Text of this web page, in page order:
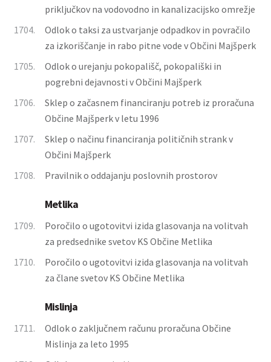
priključkov na vodovodno in kanalizacijsko omrežje
1704.
Odlok o taksi za ustvarjanje odpadkov in povračilo
za izkoriščanje in rabo pitne vode v Občini Majšperk
1705.
Odlok o urejanju pokopališč, pokopališki in
pogrebni dejavnosti v Občini Majšperk
1706.
Sklep o začasnem financiranju potreb iz proračuna
Občine Majšperk v letu 1996
1707.
Sklep o načinu financiranja političnih strank v
Občini Majšperk
1708.
Pravilnik o oddajanju poslovnih prostorov
Metlika
1709.
Poročilo o ugotovitvi izida glasovanja na volitvah
za predsednike svetov KS Občine Metlika
1710.
Poročilo o ugotovitvi izida glasovanja na volitvah
za člane svetov KS Občine Metlika
Mislinja
1711.
Odlok o zaključnem računu proračuna Občine
Mislinja za leto 1995